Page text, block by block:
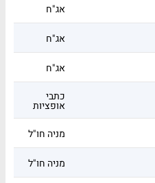
אג"ח
אג"ח
אג"ח
כתבי
אופציות
מניה חו"ל
מניה חו"ל